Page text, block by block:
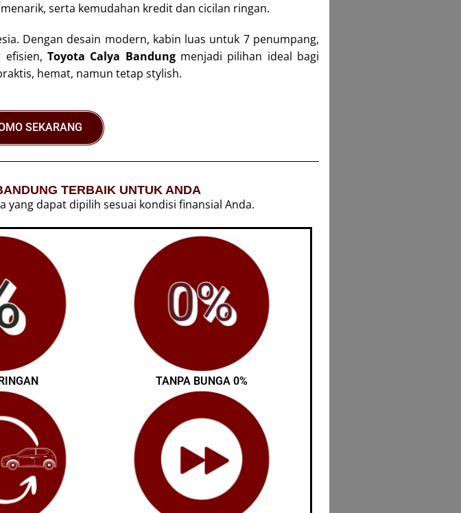
serta kemudahan kredit dan cicilan ringan.
Dengan desain modern, kabin luas untuk 7 penumpang,
Toyota Calya Bandungmenjadi pilihan ideal bagi
hemat, namun tetap stylish.
SEKARANG
TERBAIK UNTUK ANDA
yang dapat dipilih sesuai kondisi finansial Anda.
TANPA BUNGA 0%